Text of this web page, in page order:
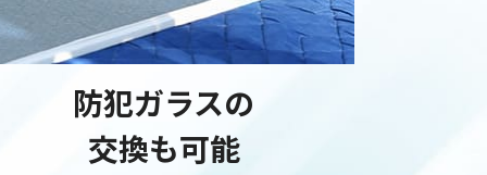
防犯ガラスの
交換も可能